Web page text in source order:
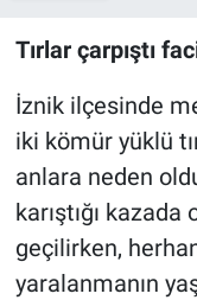
Tırlar çarpıştı
İznik ilçesinde
iki kömür yüklü
anlara neden
karıştığı kazada
geçilirken,
yaralanmanın
Magazin
Siyaset
Yaşam
Spor